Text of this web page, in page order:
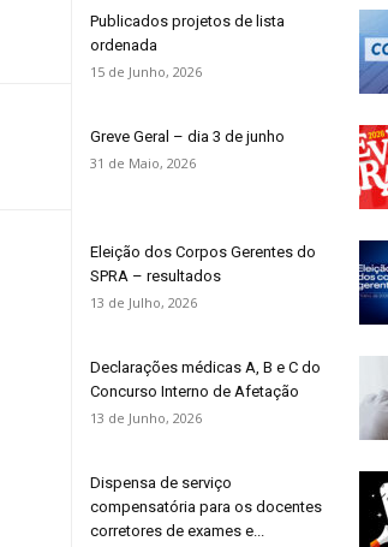
Publicados projetos de lista
ordenada
15 de Junho, 2026
Greve Geral – dia 3 de junho
31 de Maio, 2026
Eleição dos Corpos Gerentes do
SPRA – resultados
13 de Julho, 2026
Declarações médicas A, B e C do
Concurso Interno de Afetação
13 de Junho, 2026
Dispensa de serviço
compensatória para os docentes
corretores de exames e...